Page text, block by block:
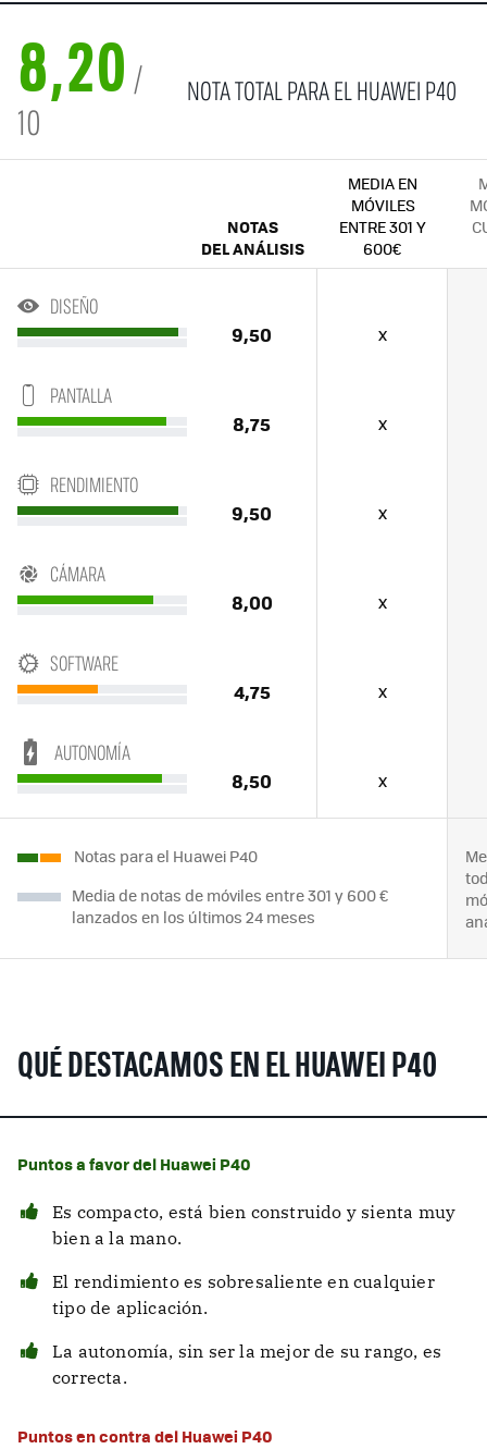
8,20 /
10
NOTA TOTAL PARA EL HUAWEI P40
NOTAS
DEL ANÁLISIS
MEDIA EN
MÓVILES
ENTRE 301 Y
600€
DISEÑO
9,50 x
PANTALLA
8,75 x
RENDIMIENTO
9,50 x
CÁMARA
8,00 x
SOFTWARE
4,75 x
AUTONOMÍA
8,50 x
Notas para el Huawei P40
Media de notas de móviles entre 301 y 600 €
lanzados en los últimos 24 meses
QUÉ DESTACAMOS EN EL HUAWEI P40
Puntos a favor del Huawei P40
Es compacto, está bien construido y sienta muy
bien a la mano.
El rendimiento es sobresaliente en cualquier
tipo de aplicación.
La autonomía, sin ser la mejor de su rango, es
correcta.
Puntos en contra del Huawei P40